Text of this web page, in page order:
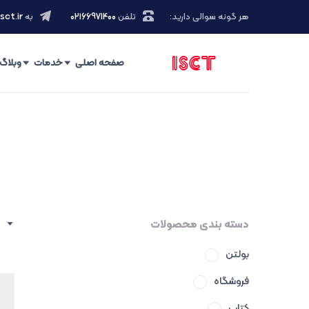
هر گونه سوالی دارید: تلفن ۰۲۱66971400 به
صفحه اصلی خدمات وبلاگ
دسته بندی محصولات
بولتن
فروشگاه